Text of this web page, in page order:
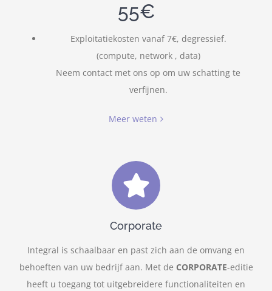
55€
Exploitatiekosten vanaf 7€, degressief.
(compute, network , data)
Neem contact met ons op om uw schatting te
verfijnen.
Meer weten
Corporate
Integral is schaalbaar en past zich aan de omvang en
behoeften van uw bedrijf aan. Met de CORPORATE-editie
heeft u toegang tot uitgebreidere functionaliteiten en